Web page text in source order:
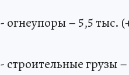
- огнеупоры – 5,5 тыс.
- строительные грузы